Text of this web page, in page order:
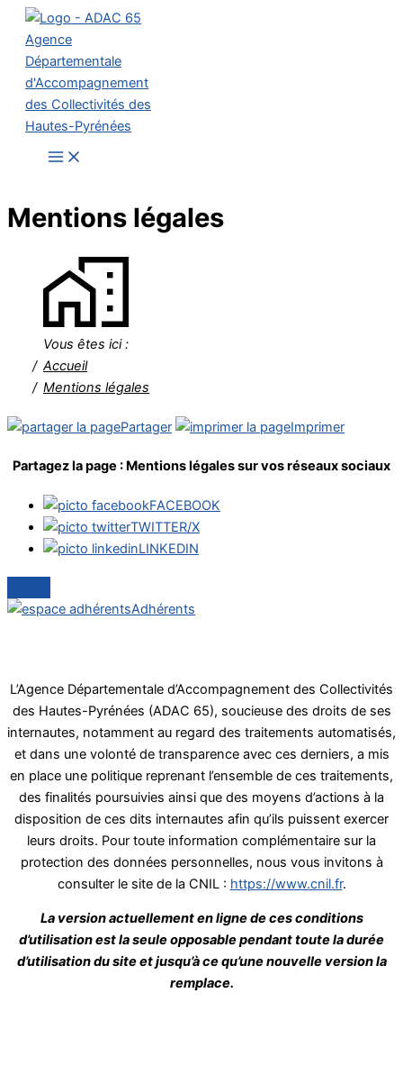
Aller
contenu
Mentions légales
Vous êtes ici :
Accueil
Mentions légales
Partager Imprimer
Partagez la page : Mentions légalessur vos réseaux sociaux
FACEBOOK
TWITTER/X
LINKEDIN
Adhérents
L’Agence Départementale d’Accompagnement des Collectivités
des Hautes-Pyrénées (ADAC 65), soucieuse des droits de ses
internautes, notamment au regard des traitements automatisés,
et dans une volonté de transparence avec ces derniers, a mis
en place une politique reprenant l’ensemble de ces traitements,
des finalités poursuivies ainsi que des moyens d’actions à la
disposition de ces dits internautes afin qu’ils puissent exercer
leurs droits. Pour toute information complémentaire sur la
protection des données personnelles, nous vous invitons à
consulter le site de la CNIL : https://www.cnil.fr.
La version actuellement en ligne de ces conditions
d’utilisation est la seule opposable pendant toute la durée
d’utilisation du site et jusqu’à ce qu’une nouvelle version la
remplace.